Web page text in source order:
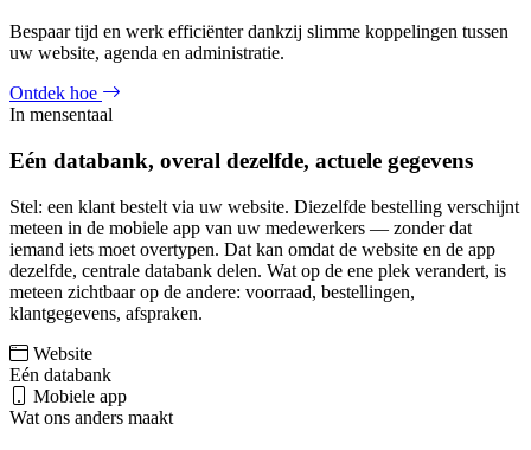
Bespaar tijd en werk efficiënter dankzij slimme koppelingen tussen
uw website, agenda en administratie.
Ontdek hoe
In mensentaal
Eén databank, overal dezelfde, actuele gegevens
Stel: een klant bestelt via uw website. Diezelfde bestelling verschijnt
meteen in de mobiele app van uw medewerkers — zonder dat
iemand iets moet overtypen. Dat kan omdat de website en de app
dezelfde, centrale databank delen. Wat op de ene plek verandert, is
meteen zichtbaar op de andere: voorraad, bestellingen,
klantgegevens, afspraken.
Website
Eén databank
Mobiele app
Wat ons anders maakt